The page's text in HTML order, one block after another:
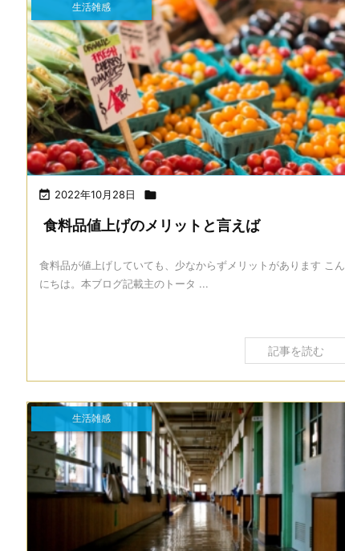
 2022年10月28日 
生活雑感
食料品値上げのメリットと言えば
食料品が値上げしていても、少なからずメリットがあります こん
にちは。本ブログ記載主のトータ ...
記事を読む
生活雑感